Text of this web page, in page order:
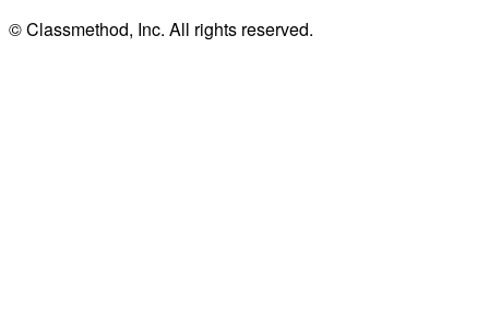
© Classmethod, Inc. All rights reserved.